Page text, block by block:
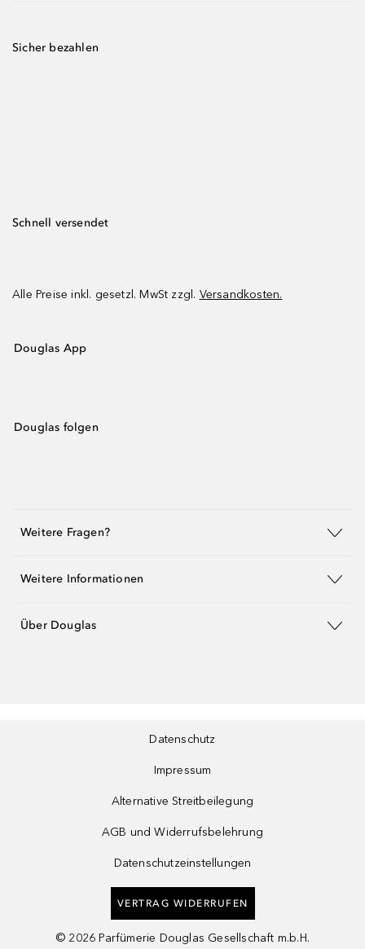
Sicher bezahlen
Schnell versendet
Alle Preise inkl. gesetzl. MwSt zzgl. Versandkosten.
Douglas App
Douglas folgen
Weitere Fragen?
Weitere Informationen
Über Douglas
Datenschutz
Impressum
Alternative Streitbeilegung
AGB und Widerrufsbelehrung
Datenschutzeinstellungen
VERTRAG WIDERRUFEN
© 2026 Parfümerie Douglas Gesellschaft m.b.H.